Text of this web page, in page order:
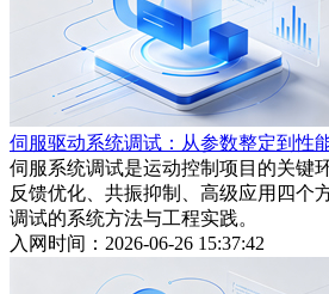
伺服驱动系统调试：从参数整定到性
伺服系统调试是运动控制项目的关键
反馈优化、共振抑制、高级应用四个
调试的系统方法与工程实践。
入网时间：2026-06-26 15:37:42